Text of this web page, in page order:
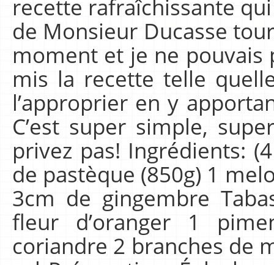
recette rafraîchissante
de Monsieur Ducasse
moment et je ne pouvais
mis la recette telle
l’approprier en y
C’est super simple,
privez pas! Ingrédients:
de pastèque (850g) 1
3cm de gingembre
fleur d’oranger 1
coriandre 2 branches de